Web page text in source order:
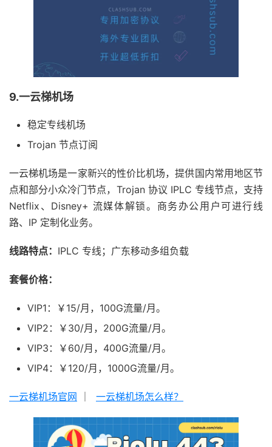
9.一云梯机场
稳定专线机场
Trojan 节点订阅
一云梯机场是一家新兴的性价比机场，提供国内常用地区节
点和部分小众冷门节点，Trojan 协议 IPLC 专线节点，支持
Netflix、Disney+ 流媒体解锁。商务办公用户可进行线
路、IP 定制化业务。
线路特点： IPLC 专线；广东移动多组负载
套餐价格：
VIP1：￥15/月，100G流量/月。
VIP2：￥30/月，200G流量/月。
VIP3：￥60/月，400G流量/月。
VIP4：￥120/月，1000G流量/月。
一云梯机场官网 一云梯机场怎么样？